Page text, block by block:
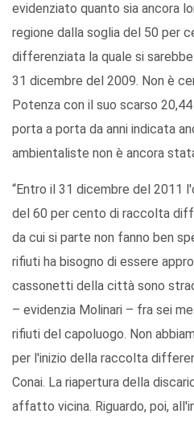
evidenziato quanto sia ancora
regione dalla soglia del 50 per
differenziata la quale si
31 dicembre del 2009. Non è
Potenza con il suo scarso
porta a porta da anni indicata
ambientaliste non è ancora
“Entro il 31 dicembre del 2011
del 60 per cento di raccolta
da cui si parte non fanno ben
rifiuti ha bisogno di essere
cassonetti della città sono
– evidenzia Molinari – fra sei
rifiuti del capoluogo. Non
per l'inizio della raccolta
Conai. La riapertura della
affatto vicina. Riguardo, poi,